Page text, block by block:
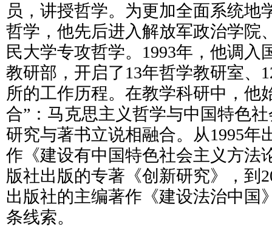
员，讲授哲学。为更加全面系统地
哲学，他先后进入解放军政治学院
民大学专攻哲学。1993年，他调入
教研部，开启了13年哲学教研室、
所的工作历程。在教学科研中，他
合”：马克思主义哲学与中国特色
研究与著书立说相融合。从1995年
作《建设有中国特色社会主义方法
版社出版的专著《创新研究》，到
出版社的主编著作《建设法治中国
条线索。